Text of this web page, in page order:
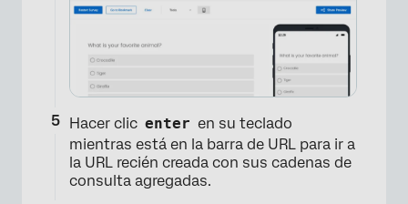
×
Hacer clic enter en su teclado
mientras está en la barra de URL para ir a
la URL recién creada con sus cadenas de
consulta agregadas.